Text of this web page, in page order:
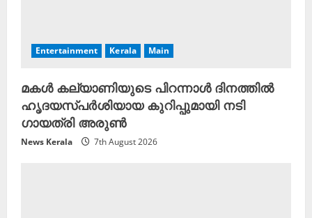
Entertainment Kerala Main
മകൾ കല്യാണിയുടെ പിറന്നാൾ ദിനത്തിൽ
ഹൃദയസ്പർശിയായ കുറിപ്പുമായി നടി
ഗായത്രി അരുൺ
News Kerala 7th August 2026